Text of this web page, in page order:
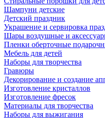
Шампуни детские
Детский праздник
Украшение и сервировка
Шары воздушные и
Пленки оберточные
Мебель для детей
Наборы для творчества
Гравюры
Декорирование и создание
Изготовление кристаллов
Изготовление фресок
Материалы для творчества
Наборы для выжигания